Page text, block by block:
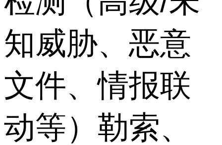
知威胁、恶意
文件、情报联
动等）勒索、